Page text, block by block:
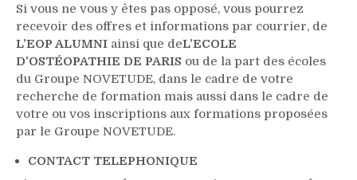
Si vous ne vous y êtes pas opposé, vous pourrez
recevoir des offres et informations par courrier, de
L’EOP ALUMNI ainsi que deL’ECOLE
D’OSTÉOPATHIE DE PARIS ou de la part des écoles
du Groupe NOVETUDE, dans le cadre de votre
recherche de formation mais aussi dans le cadre de
votre ou vos inscriptions aux formations proposées
par le Groupe NOVETUDE.
CONTACT TELEPHONIQUE